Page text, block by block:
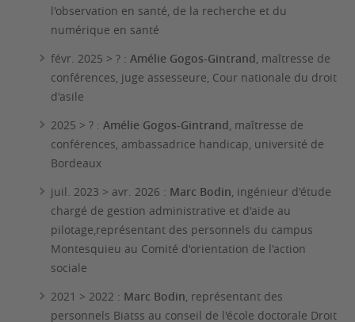
l'observation en santé, de la recherche et du
numérique en santé
févr. 2025 > ? : Amélie Gogos-Gintrand, maîtresse de
conférences, juge assesseure, Cour nationale du droit
d'asile
2025 > ? : Amélie Gogos-Gintrand, maîtresse de
conférences, ambassadrice handicap, université de
Bordeaux
juil. 2023 > avr. 2026 : Marc Bodin, ingénieur d'étude
chargé de gestion administrative et d'aide au
pilotage,représentant des personnels du campus
Montesquieu au Comité d'orientation de l'action
sociale
2021 > 2022 : Marc Bodin, représentant des
personnels Biatss au conseil de l'école doctorale Droit